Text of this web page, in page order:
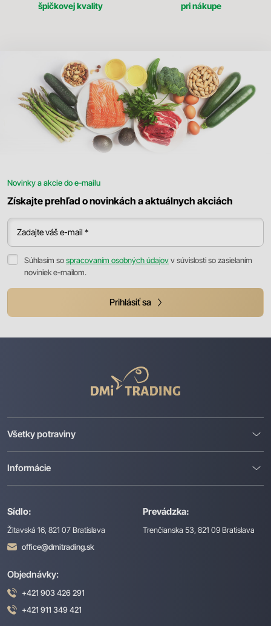
špičkovej kvality
pri nákupe
Novinky a akcie do e-mailu
Získajte prehľad o novinkách a aktuálnych akciách
Zadajte váš e-mail *
Súhlasím sospracovaním osobných údajovv súvislosti so zasielaním
noviniek e-mailom.
Prihlásiť sa
Trading
Sídlo:
Žitavská 16, 821 07 Bratislava
office@dmitrading.sk
Prevádzka:
Trenčianska 53, 821 09 Bratislava
Všetky potraviny
Informácie
Objednávky:
+421 903 426 291
+421 911 349 421